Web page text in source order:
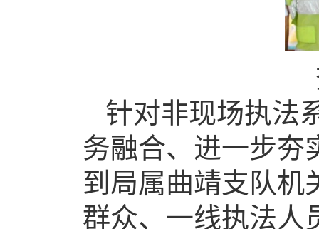
针对非现场执法
务融合、进一步夯
到局属曲靖支队机
群众、一线执法人